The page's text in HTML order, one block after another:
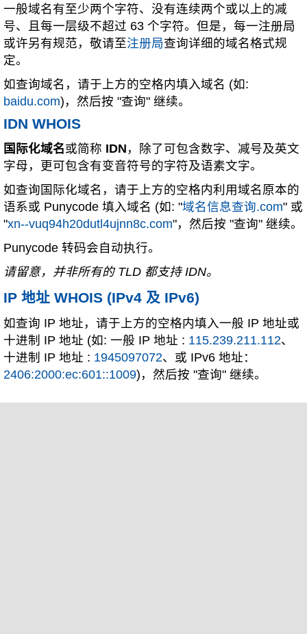
一般域名有至少两个字符、没有连续两个或以上的减
号、且每一层级不超过 63 个字符。但是，每一注册局
或许另有规范，敬请至注册局查询详细的域名格式规
定。
如查询域名，请于上方的空格内填入域名 (如:
baidu.com)，然后按 "查询" 继续。
IDN WHOIS
国际化域名或简称 IDN ，除了可包含数字、减号及英文
字母，更可包含有变音符号的字符及语素文字。
如查询国际化域名，请于上方的空格内利用域名原本的
语系或 Punycode 填入域名 (如: "域名信息查询.com" 或
"xn--vuq94h20dutl4ujnn8c.com"，然后按 "查询" 继续。
Punycode 转码会自动执行。
请留意，并非所有的 TLD 都支持 IDN。
IP 地址 WHOIS (IPv4 及 IPv6)
如查询 IP 地址，请于上方的空格内填入一般 IP 地址或
十进制 IP 地址 (如: 一般 IP 地址 : 115.239.211.112、
十进制 IP 地址 : 1945097072、或 IPv6 地址：
2406:2000:ec:601::1009)，然后按 "查询" 继续。